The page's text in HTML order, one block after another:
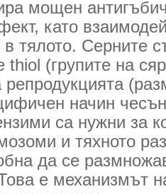
мощен
като
тялото. Серните
thiol (групите на
начин
са нужни за
и тяхното
да се
е механизмът